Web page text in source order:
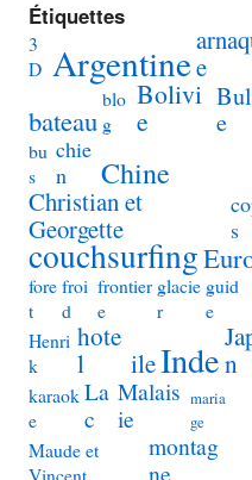
Étiquettes
3
D Argentinee
bateau
blo
g
Bolivi
e
e
bu
s
chie
n
Chine
Christian et
Georgette
s
couchsurfing
fore
t
froi
d
frontier
e
glacie
r
guid
e
Henri
k
hote
l
ileInden
karaok
e
La
c
Malais
ie
maria
ge
Maude et
Vincent
montag
ne